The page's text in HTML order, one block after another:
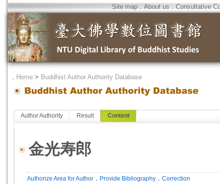
Site map．About us．Consultative
． Home > Buddhist Author Authority Database
Author Authority Result Content
金光寿郎
Authorize Area for Author ． Provide Bibliography ． Correction